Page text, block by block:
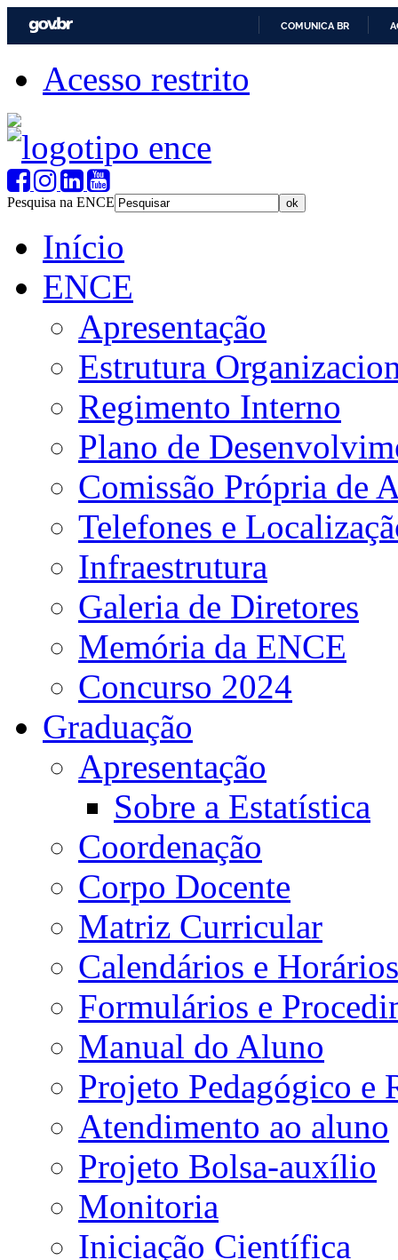
COMUNICA BR
Acesso restrito
Pesquisa na ENCE
Início
ENCE
Apresentação
Estrutura
Regimento Interno
Plano de
Comissão Própria de
Telefones e
Infraestrutura
Galeria de Diretores
Memória da ENCE
Concurso 2024
Graduação
Apresentação
Sobre a Estatística
Coordenação
Corpo Docente
Matriz Curricular
Calendários e Horários
Formulários e
Manual do Aluno
Projeto Pedagógico e
Atendimento ao aluno
Projeto Bolsa-auxílio
Monitoria
Iniciação Científica